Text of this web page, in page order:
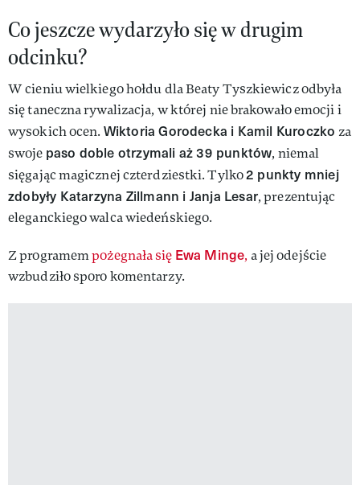
Co jeszcze wydarzyło się w drugim
odcinku?
W cieniu wielkiego hołdu dla Beaty Tyszkiewicz odbyła
się taneczna rywalizacja, w której nie brakowało emocji i
wysokich ocen. Wiktoria Gorodecka i Kamil Kuroczko za
swoje paso doble otrzymali aż 39 punktów, niemal
sięgając magicznej czterdziestki. Tylko2 punkty mniej
zdobyły Katarzyna Zillmann i Janja Lesar, prezentując
eleganckiego walca wiedeńskiego.
Z programempożegnała się Ewa Minge, a jej odejście
wzbudziło sporo komentarzy.